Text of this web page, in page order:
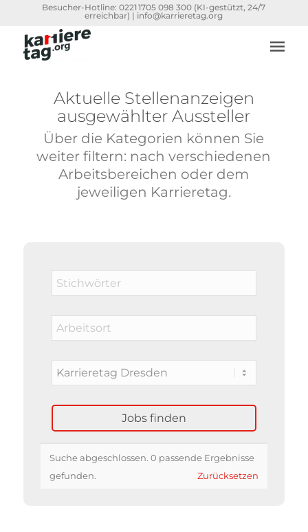
Besucher-Hotline:0221 1705 098 300 (KI-gestützt, 24/7
erreichbar) | info@karrieretag.org
Aktuelle Stellenanzeigen
ausgewählter Aussteller
Über die Kategorien können Sie
weiter filtern: nach verschiedenen
Arbeitsbereichen oder dem
jeweiligen Karrieretag.
Suche abgeschlossen. 0 passende Ergebnisse
gefunden.
Zurücksetzen